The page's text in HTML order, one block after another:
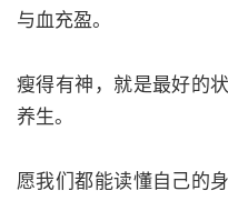
与血充盈。
瘦得有神，就是最好的
养生。
愿我们都能读懂自己的